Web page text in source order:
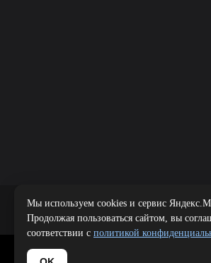
Мы используем cookies и сервис
Продолжая пользоваться сайтом, вы
соответствии с политикой